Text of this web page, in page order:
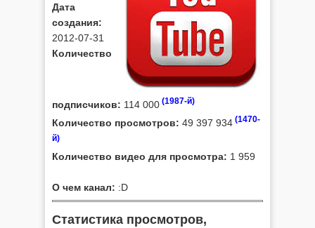
Дата
создания:
2012-07-31
Количество
подписчиков: 114 000 (1987-й)
Количество просмотров: 49 397 934 (1470-
й)
Количество видео для просмотра: 1 959
О чем канал: :D
Статистика просмотров,